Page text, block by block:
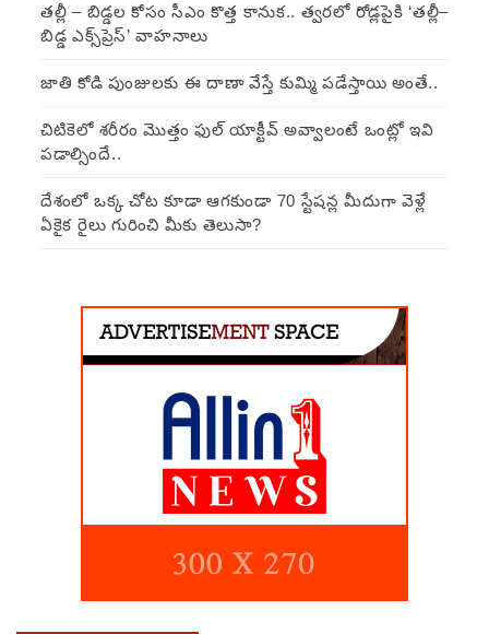
తల్లీ – బిడ్డల కోసం సీఎం కొత్త కానుక.. త్వరలో రోడ్లపైకి ‘తల్లీ–
బిడ్డ ఎక్స్‌ప్రెస్’ వాహనాలు
జాతి కోడి పుంజులకు ఈ దాణా వేస్తే కుమ్మి పడేస్తాయి అంతే..
చిటికెలో శరీరం మొత్తం ఫుల్ యాక్టీవ్ అవ్వాలంటే ఒంట్లో ఇవి
పడాల్సిందే..
దేశంలో ఒక్క చోట కూడా ఆగకుండా 70 స్టేషన్ల మీదుగా వెళ్లే
ఏకైక రైలు గురించి మీకు తెలుసా?